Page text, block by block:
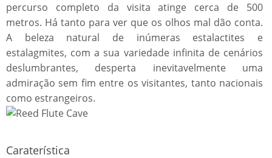
percurso completo da visita atinge cerca de 500
metros. Há tanto para ver que os olhos mal dão conta.
A beleza natural de inúmeras estalactites e
estalagmites, com a sua variedade infinita de cenários
deslumbrantes, desperta inevitavelmente uma
admiração sem fim entre os visitantes, tanto nacionais
como estrangeiros.
Caraterística